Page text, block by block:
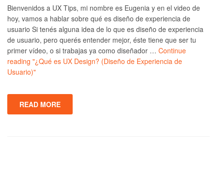
Bienvenidos a UX Tips, mi nombre es Eugenia y en el video de
hoy, vamos a hablar sobre qué es diseño de experiencia de
usuario Si tenés alguna idea de lo que es diseño de experiencia
de usuario, pero querés entender mejor, éste tiene que ser tu
primer vídeo, o si trabajas ya como diseñador … Continue
reading "¿Qué es UX Design? (Diseño de Experiencia de
Usuario)"
READ MORE